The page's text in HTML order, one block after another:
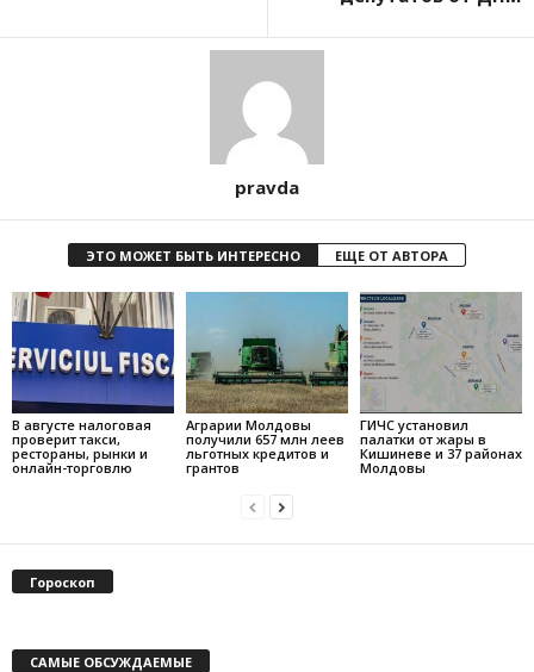
pravda
ЭТО МОЖЕТ БЫТЬ ИНТЕРЕСНО ЕЩЕ ОТ АВТОРА
В августе налоговая
проверит такси,
рестораны, рынки и
онлайн-торговлю
Аграрии Молдовы
получили 657 млн леев
льготных кредитов и
грантов
ГИЧС установил
палатки от жары в
Кишиневе и 37 районах
Молдовы
Гороскоп
САМЫЕ ОБСУЖДАЕМЫЕ